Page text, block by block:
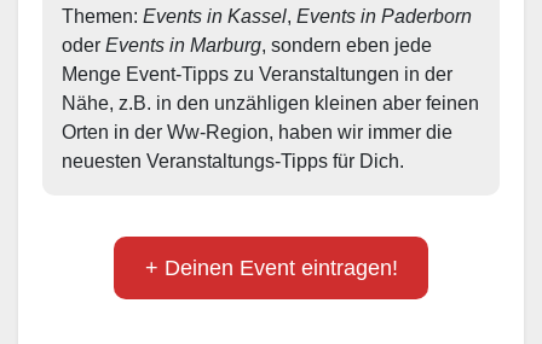
Themen: Events in Kassel, Events in Paderborn
oder Events in Marburg, sondern eben jede
Menge Event-Tipps zu Veranstaltungen in der
Nähe, z.B. in den unzähligen kleinen aber feinen
Orten in der Ww-Region, haben wir immer die
neuesten Veranstaltungs-Tipps für Dich.
+ Deinen Event eintragen!